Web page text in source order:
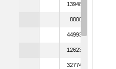
1394824
880021
4499322
1262336
3277447